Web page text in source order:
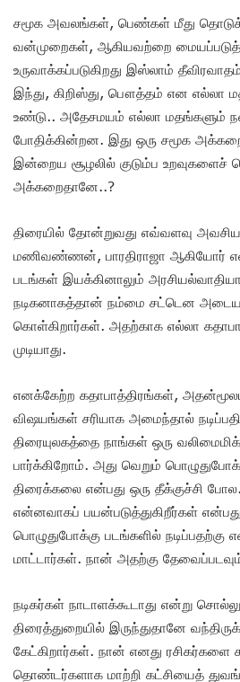
சமூக அவலங்கள், பெண்கள் மீது
வன்முறைகள், ஆகியவற்றை
உருவாக்கப்படுகிறது இஸ்லாம்
இந்து, கிறிஸ்து, பௌத்தம் என எல்லா
உண்டு.. அதேசமயம் எல்லா மதங்களும்
போதிக்கின்றன. இது ஒரு சமூக
இன்றைய சூழலில் குடும்ப உறவுகளைச்
அக்கறைதானே..?
திரையில் தோன்றுவது எவ்வளவு
மணிவண்ணன், பாரதிராஜா ஆகியோர்
படங்கள் இயக்கினாலும்
நடிகனாகத்தான் நம்மை சட்டென
கொள்கிறார்கள். அதற்காக எல்லா
முடியாது.
எனக்கேற்ற கதாபாத்திரங்கள்,
விஷயங்கள் சரியாக அமைந்தால்
திரையுலகத்தை நாங்கள் ஒரு
பார்க்கிறோம். அது வெறும்
திரைக்கலை என்பது ஒரு தீக்குச்சி
என்னவாகப் பயன்படுத்துகிறீர்கள்
பொழுதுபோக்கு படங்களில்
மாட்டார்கள். நான் அதற்கு
நடிகர்கள் நாடாளக்கூடாது என்று
திரைத்துறையில் இருந்துதானே
கேட்கிறார்கள். நான் எனது ரசிகர்களை
தொண்டர்களாக மாற்றி கட்சியைத்